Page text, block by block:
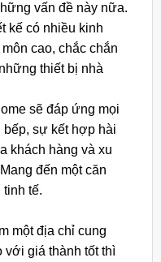
vấn đề này nữa.
kế có nhiều kinh
cao, chắc chắn
thiết bị nhà
sẽ đáp ứng mọi
bếp, sự kết hợp hài
khách hàng và xu
đến một căn
tinh tế.
một địa chỉ cung
với giá thành tốt thì